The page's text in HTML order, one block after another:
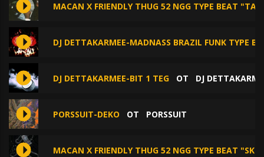
MACAN X FRIENDLY THUG 52 NGG TYPE BEAT
DJ DETTAKARMEE-MADNASS BRAZIL FUNK TYPE
DJ DETTAKARMEE-BIT 1 TEG ОТ DJ
PORSSUIT-DEKO ОТ PORSSUIT
MACAN X FRIENDLY THUG 52 NGG TYPE BEAT "SKII"